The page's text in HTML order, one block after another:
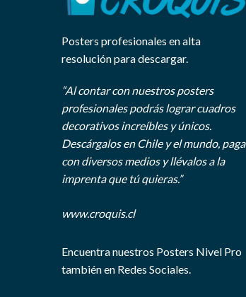
Posters profesionales en alta
resolución para descargar.
“Al contar con nuestros posters
profesionales podrás lograr cuadros
decorativos increíbles y únicos.
Descárgalos en Chile y el mundo, paga
con diversos medios y llévalos a la
imprenta que tú quieras.”
www.croquis.cl
Encuentra nuestros Posters Nivel Pro
también en Redes Sociales.